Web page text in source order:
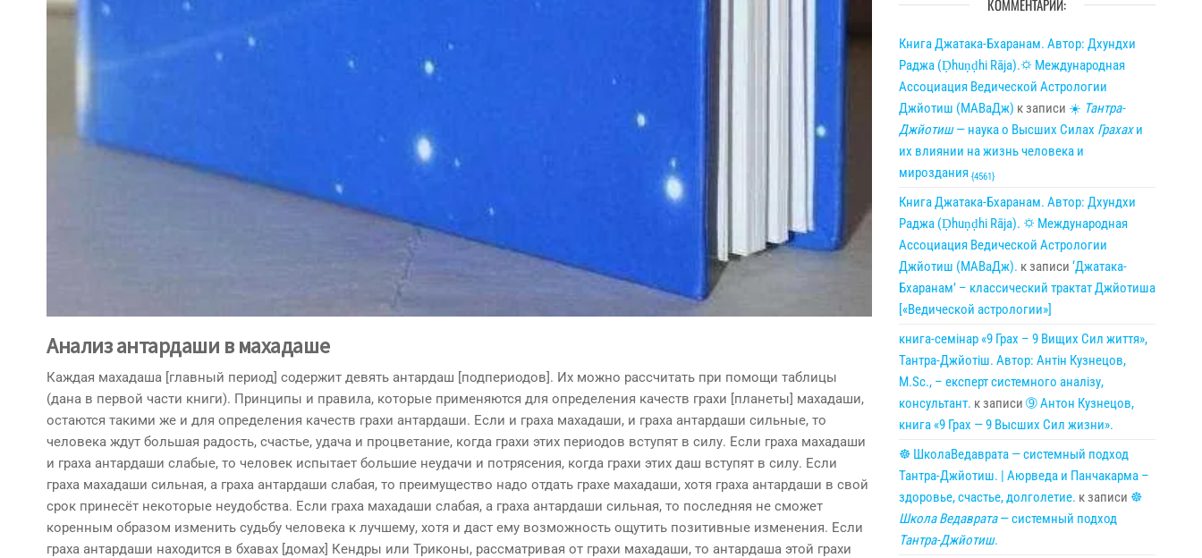
Анализ антардаши в махадаше
Каждая махадаша [главный период] содержит девять антардаш [подпериодов]. Их можно рассчитать при помощи таблицы
(дана в первой части книги). Принципы и правила, которые применяются для определения качеств грахи [планеты] махадаши,
оста­ются такими же и для определения качеств грахи антардаши. Если и граха махадаши, и граха антардаши сильные, то
человека ждут большая радость, счастье, удача и процветание, когда грахи этих периодов вступят в силу. Если граха махадаши
и граха антардаши слабые, то человек испы­тает большие неудачи и потрясения, когда грахи этих даш вступят в силу. Если
граха махадаши сильная, а граха антардаши слабая, то преимущество надо отдать грахе махадаши, хотя граха антардаши в свой
срок принесёт некоторые неудобства. Если граха махадаши слабая, а граха антардаши сильная, то последняя не сможет
коренным образом изменить судьбу человека к лучшему, хотя и даст ему воз­можность ощутить позитивные изменения. Если
граха антардаши находится в бхавах [домах] Кендры или Триконы, рассматривая от грахи махадаши, то антардаша этой грахи
КОММЕНТАРИИ:
Книга Джатака-Бхаранам. Автор: Дхундхи
Раджа (Ḍhuṇḍhi Rāja).🌣 Международная
Ассоциация Ведической Астрологии
Джйотиш (МАВаДж) к записи ☀ Тантра-
Джйотиш— наука о Высших Силах Грахахи
их влиянии на жизнь человека и
мироздания {4561}
Книга Джатака-Бхаранам. Автор: Дхундхи
Раджа (Ḍhuṇḍhi Rāja). 🌣 Международная
Ассоциация Ведической Астрологии
Джйотиш (МАВаДж). к записи ‘Джатака-
Бхаранам’ – классический трактат Джйотиша
[«Ведической астрологии»]
книга-семінар «9 Грах – 9 Вищих Сил життя»,
Тантра-Джйотіш. Автор: Антін Кузнецов,
M.Sc., – експерт системного аналізу,
консультант. к записи ➈ Антон Кузнецов,
книга «9 Грах — 9 Высших Сил жизни».
☸ ШколаВедаврата — системный подход
Тантра-Джйотиш. | Аюрведа и Панчакарма –
здоровье, счастье, долголетие. к записи ☸
Школа Ведаврата— системный подход
Тантра-Джйотиш.